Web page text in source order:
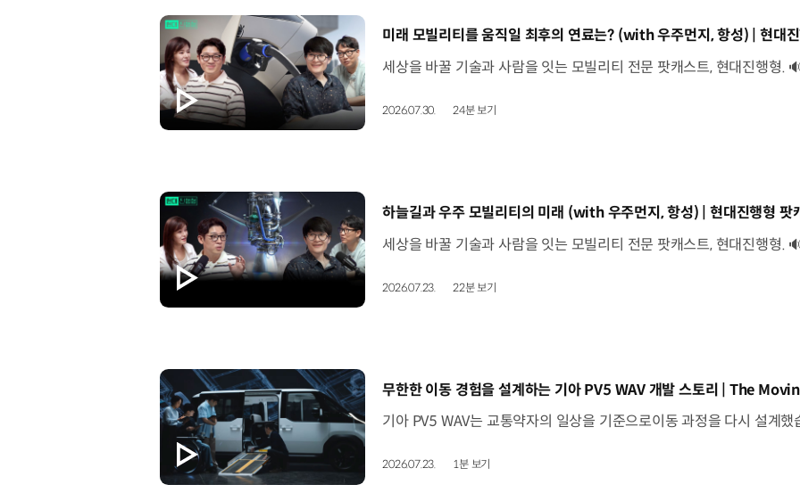
[동영상]
미래 모빌리티를 움직일 최후의 연료는? (with 우주먼지, 항성) | 현대
2026.07.30. 24분 보기
[동영상]
하늘길과 우주 모빌리티의 미래 (with 우주먼지, 항성) | 현대진행형 팟
2026.07.23. 22분 보기
[동영상]
무한한 이동 경험을 설계하는 기아 PV5 WAV 개발 스토리 | The
2026.07.23. 1분 보기